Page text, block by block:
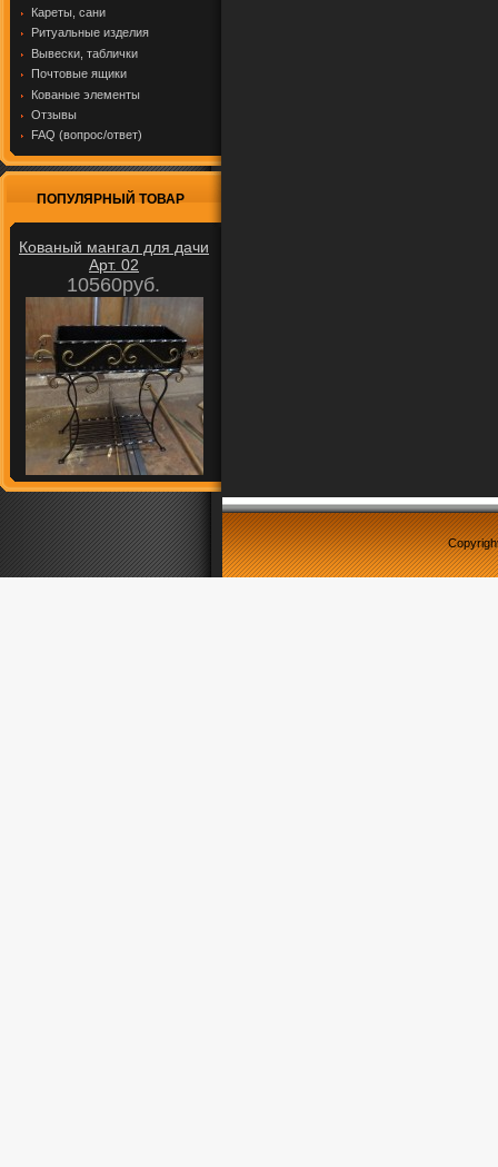
Кареты, сани
Ритуальные изделия
Вывески, таблички
Почтовые ящики
Кованые элементы
Отзывы
FAQ (вопрос/ответ)
ПОПУЛЯРНЫЙ ТОВАР
Кованый мангал для дачи
Арт. 02
10560руб.